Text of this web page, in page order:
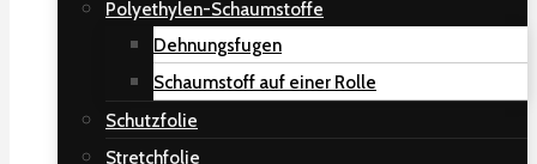
Polyethylen-Schaumstoffe
Dehnungsfugen
Schaumstoff auf einer Rolle
Schutzfolie
Stretchfolie